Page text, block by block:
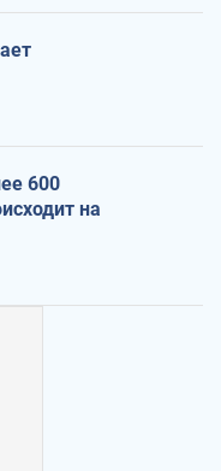
600
на